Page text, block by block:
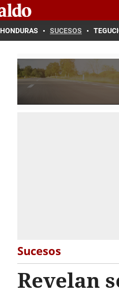
HONDURAS SUCESOS
Sucesos
Revelan